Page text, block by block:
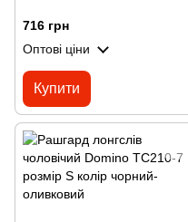
716 грн
Оптові ціни
Купити